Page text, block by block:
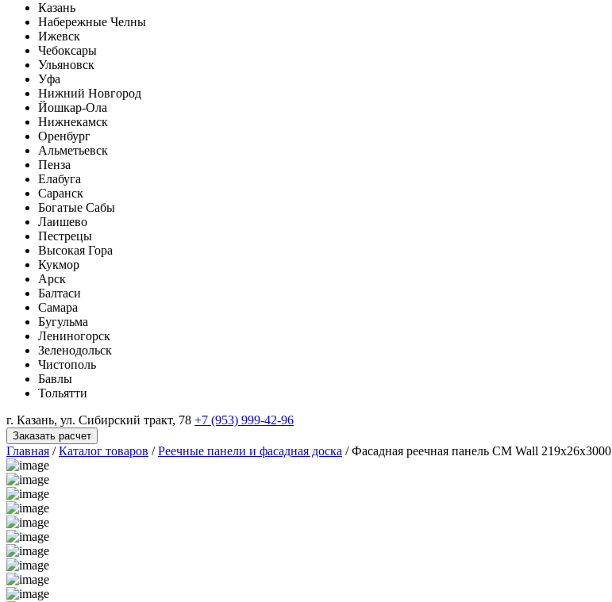
Казань
Набережные Челны
Ижевск
Чебоксары
Ульяновск
Уфа
Нижний Новгород
Йошкар-Ола
Нижнекамск
Оренбург
Альметьевск
Пенза
Елабуга
Саранск
Богатые Сабы
Лаишево
Пестрецы
Высокая Гора
Кукмор
Арск
Балтаси
Самара
Бугульма
Лениногорск
Зеленодольск
Чистополь
Бавлы
Тольятти
г. Казань, ул. Сибирский тракт, 78 +7 (953) 999-42-96
Заказать расчет
Главная / Каталог товаров / Реечные панели и фасадная доска /Фасадная реечная панель CM Wall 219х26х3000